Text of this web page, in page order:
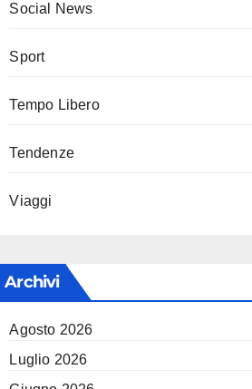
Social News
Sport
Tempo Libero
Tendenze
Viaggi
Archivi
Agosto 2026
Luglio 2026